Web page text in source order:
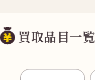
買取品目一覧